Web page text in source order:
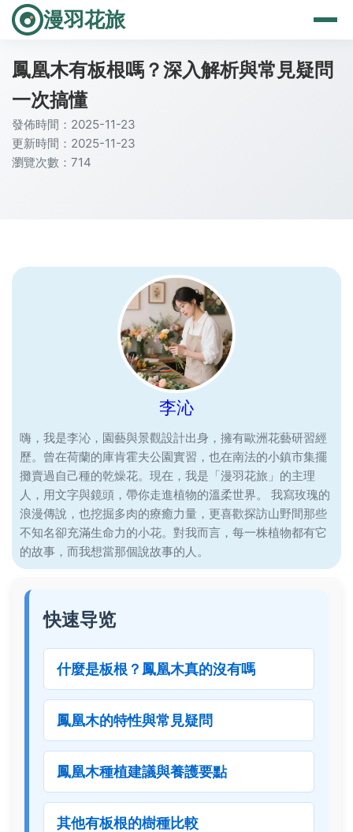
漫羽花旅
鳳凰木有板根嗎？深入解析與常見疑問
一次搞懂
發佈時間：2025-11-23
更新時間：2025-11-23
瀏覽次數：714
李沁
嗨，我是李沁，園藝與景觀設計出身，擁有歐洲花藝研習經
歷。曾在荷蘭的庫肯霍夫公園實習，也在南法的小鎮市集擺
攤賣過自己種的乾燥花。現在，我是「漫羽花旅」的主理
人，用文字與鏡頭，帶你走進植物的溫柔世界。 我寫玫瑰的
浪漫傳說，也挖掘多肉的療癒力量，更喜歡探訪山野間那些
不知名卻充滿生命力的小花。對我而言，每一株植物都有它
的故事，而我想當那個說故事的人。
快速导览
什麼是板根？鳳凰木真的沒有嗎
鳳凰木的特性與常見疑問
鳳凰木種植建議與養護要點
其他有板根的樹種比較